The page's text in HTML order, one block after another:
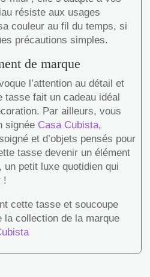
résiste aux usages
couleur au fil du temps, si
précautions simples.
de marque
l’attention au détail et
tasse fait un cadeau idéal
Par ailleurs, vous
signée Casa Cubista,
et d’objets pensés pour
tasse devenir un élément
petit luxe quotidien qui
!
cette tasse et soucoupe
la collection de la marque